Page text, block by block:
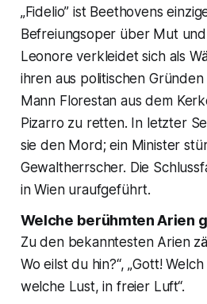
„Fidelio” ist Beethovens
Befreiungsoper über Mut
Leonore verkleidet sich als
ihren aus politischen
Mann Florestan aus dem
Pizarro zu retten. In letzter
sie den Mord; ein Minister
Gewaltherrscher. Die
in Wien uraufgeführt.
Welche berühmten Arien
Zu den bekanntesten Arien
Wo eilst du hin?“, „Gott!
welche Lust, in freier Luft“.